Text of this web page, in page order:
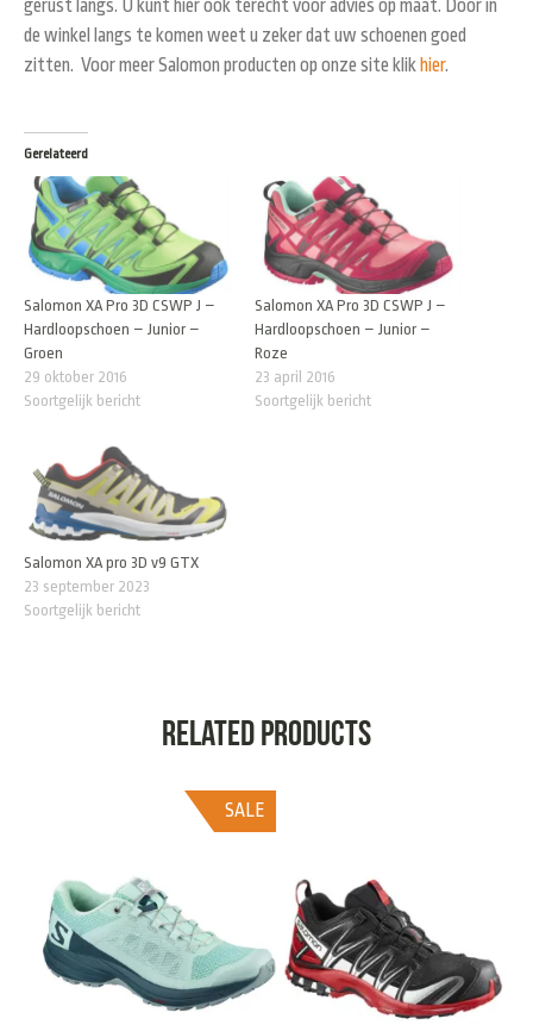
gerust langs. U kunt hier ook terecht voor advies op maat. Door in
de winkel langs te komen weet u zeker dat uw schoenen goed
zitten. Voor meer Salomon producten op onze site klik hier.
Gerelateerd
Salomon XA Pro 3D CSWP J –
Hardloopschoen – Junior –
Groen
29 oktober 2016
Soortgelijk bericht
Salomon XA Pro 3D CSWP J –
Hardloopschoen – Junior –
Roze
23 april 2016
Soortgelijk bericht
Salomon XA pro 3D v9 GTX
23 september 2023
Soortgelijk bericht
Related products
SALE